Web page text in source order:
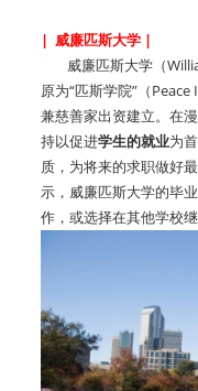
| 威廉匹斯大学 |
威廉匹斯大学（
原为“匹斯学院”（
兼慈善家出资建立。在
持以促进学生的就业为
质，为将来的求职做好
示，威廉匹斯大学的毕
作，或选择在其他学校继